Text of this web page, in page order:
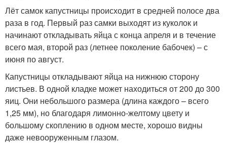
Лёт самок капустницы происходит в средней полосе два
раза в год. Первый раз самки выходят из куколок и
начинают откладывать яйца с конца апреля и в течение
всего мая, второй раз (летнее поколение бабочек) – с
июня по август.
Капустницы откладывают яйца на нижнюю сторону
листьев. В одной кладке может находиться от 200 до 300
яиц. Они небольшого размера (длина каждого – всего
1,25 мм), но благодаря лимонно-желтому цвету и
большому скоплению в одном месте, хорошо видны
даже невооруженным глазом.